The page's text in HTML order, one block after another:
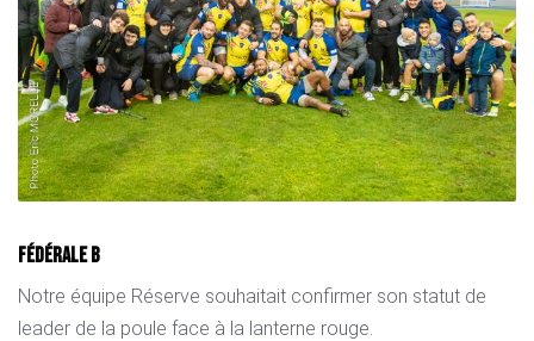
Fédérale B
Notre équipe Réserve souhaitait confirmer son statut de
leader de la poule face à la lanterne rouge.